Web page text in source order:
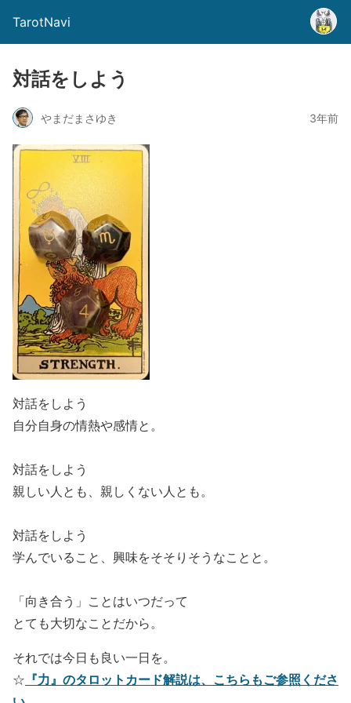
TarotNavi
対話をしよう
やまだまさゆき 3年前
対話をしよう
自分自身の情熱や感情と。
対話をしよう
親しい人とも、親しくない人とも。
対話をしよう
学んでいること、興味をそそりそうなことと。
「向き合う」ことはいつだって
とても大切なことだから。
それでは今日も良い一日を。
☆ 『力』のタロットカード解説は、こちらもご参照くださ